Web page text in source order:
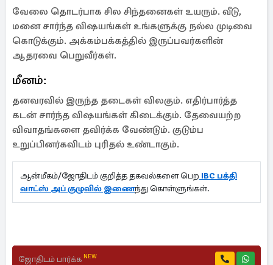
வேலை தொடர்பாக சில சிந்தனைகள் உயரும். வீடு,
மனை சார்ந்த விஷயங்கள் உங்களுக்கு நல்ல முடிவை
கொடுக்கும். அக்கம்பக்கத்தில் இருப்பவர்களின்
ஆதரவை பெறுவீர்கள்.
மீனம்:
தனவரவில் இருந்த தடைகள் விலகும். எதிர்பார்த்த
கடன் சார்ந்த விஷயங்கள் கிடைக்கும். தேவையற்ற
விவாதங்களை தவிர்க்க வேண்டும். குடும்ப
உறுப்பினர்கவிடம் புரிதல் உண்டாகும்.
ஆன்மீகம்/ஜோதிடம் குறித்த தகவல்களை பெற IBC பக்தி
வாட்ஸ் அப் குழுவில் இணைந்து கொள்ளுங்கள்.
ஜோதிடம் பார்க்க NEW